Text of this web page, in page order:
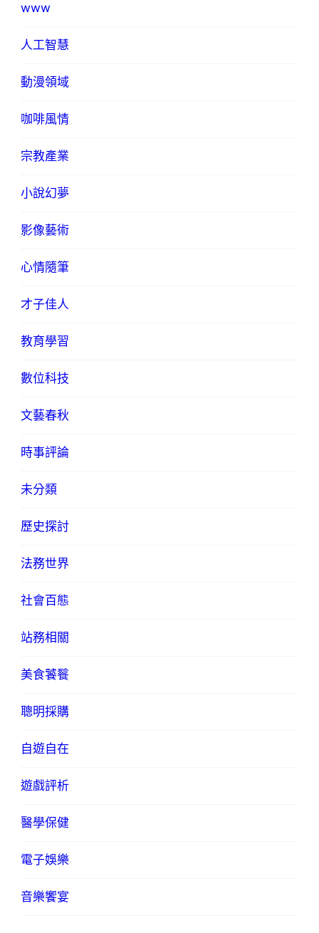
www
人工智慧
動漫領域
咖啡風情
宗教產業
小說幻夢
影像藝術
心情隨筆
才子佳人
教育學習
數位科技
文藝春秋
時事評論
未分類
歷史探討
法務世界
社會百態
站務相關
美食饕餮
聰明採購
自遊自在
遊戲評析
醫學保健
電子娛樂
音樂饗宴